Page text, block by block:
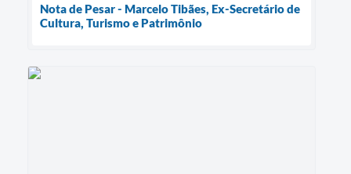
Nota de Pesar - Marcelo Tibães, Ex-Secretário de
Cultura, Turismo e Patrimônio